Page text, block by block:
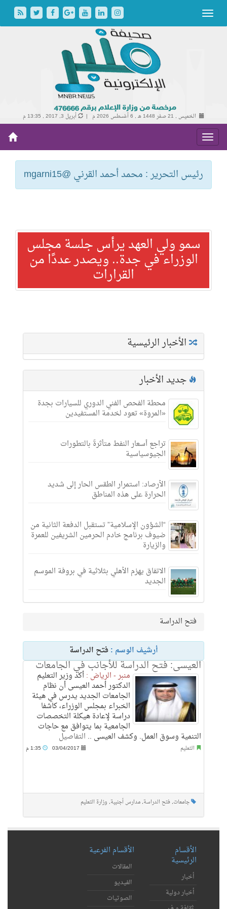
الخميس , 21 صفر 1448 هـ , 6 أغسطس 2026 م | أبريل 3, 2017 , 13:35 م
رئيس التحرير : محمد أحمد القرني @mgarni15
سمو ولي العهد يرأس جلسة مجلس
الوزراء في جدة.. ويصدر عددًا من
القرارات
الأخبار الرئيسية
جديد الأخبار
محطة الفحص الفني الدوري للسيارات بجدة
«المروة» تعود لخدمة المستفيدين
تراجع أسعار النفط متأثرةً بالتطورات
الجيوسياسية
الأرصاد: استمرار الطقس الحار إلى شديد
الحرارة على هذه المناطق
“الشؤون الإسلامية” تستقبل الدفعة الثانية من
ضيوف برنامج خادم الحرمين الشريفين للعمرة
والزيارة
الاتفاق يهزم الأهلي بثلاثية في بروفة الموسم
الجديد
فتح الدراسة
أرشيف الوسم :فتح الدراسة
العيسى: فتح الدراسة للأجانب في الجامعات
منبر - الرياض :أكد وزير التعليم
الدكتور أحمد العيسى أن نظام
الجامعات الجديد يدرس في هيئة
الخبراء بمجلس الوزراء، كاشفا
دراسة لإعادة هيكلة التخصصات
الجامعية بما يتوافق مع حاجات
التنمية وسوق العمل. وكشف العيسى .. التفاصيل
التعليم 03/04/2017
جامعات, فتح الدراسة, مدارس أجنبية, وزارة التعليم
الأقسام
الرئيسية
أخبار
أخبار دولية
الأقسام الفرعية
المقالات
الفيديو
الصوتيات